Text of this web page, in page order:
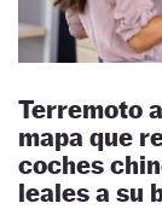
Terremoto
mapa que
coches
leales a su